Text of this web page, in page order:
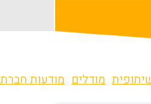
מודלים מודעות